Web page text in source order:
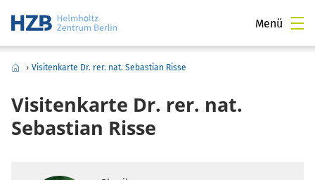
Menü
› Visitenkarte Dr. rer. nat. Sebastian Risse
Visitenkarte Dr. rer. nat.
Sebastian Risse